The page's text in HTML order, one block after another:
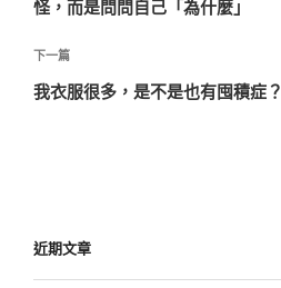
覽
章
怪，而是問問自己「為什麼」
下
一
下一篇
我衣服很多，是不是也有囤積症？
近期文章